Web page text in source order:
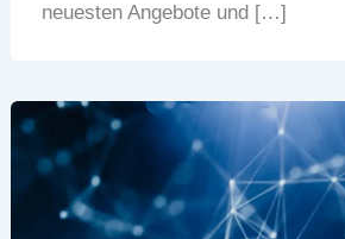
neuesten Angebote und […]